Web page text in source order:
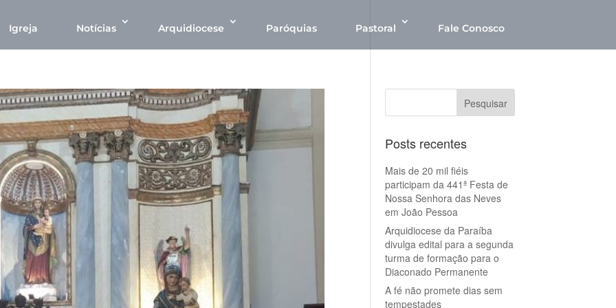
Igreja Notícias Arquidiocese Paróquias Pastoral Fale Conosco
Posts recentes
Mais de 20 mil fiéis
participam da 441ª Festa de
Nossa Senhora das Neves
em João Pessoa
Arquidiocese da Paraíba
divulga edital para a segunda
turma de formação para o
Diaconado Permanente
A fé não promete dias sem
tempestades